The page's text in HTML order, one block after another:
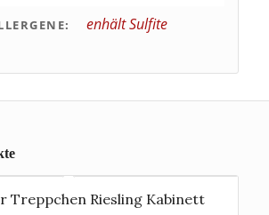
enhält Sulfite
Treppchen Riesling Kabinett